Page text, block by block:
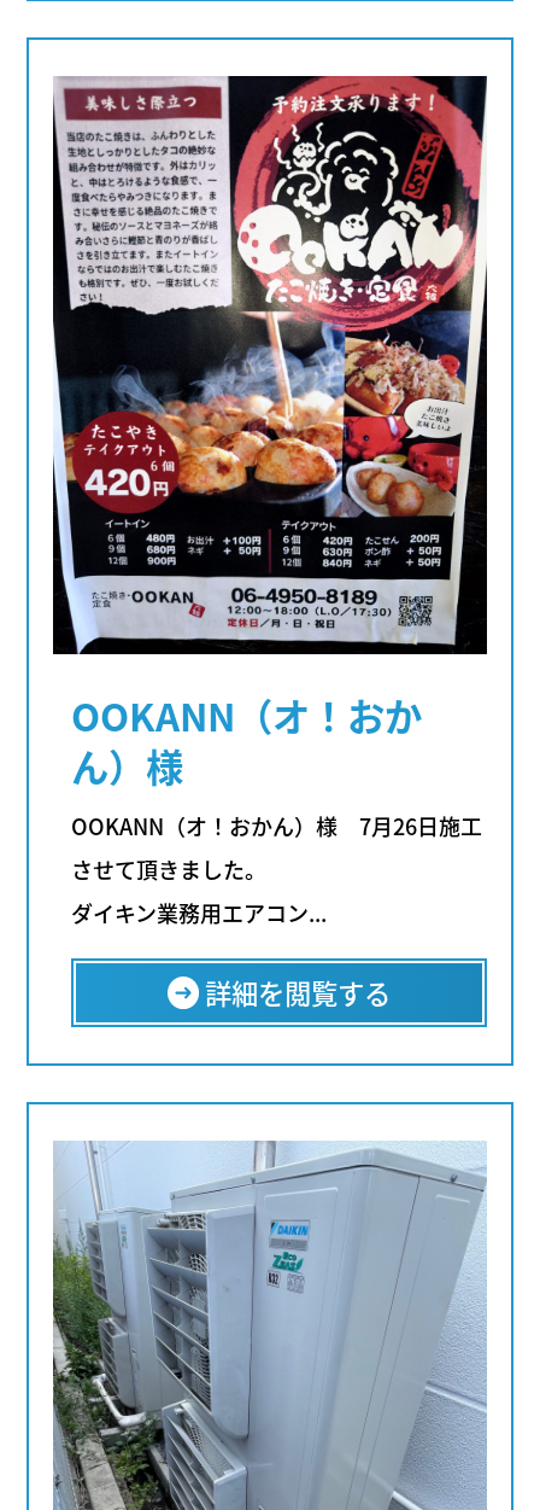
OOKANN（オ！おか
ん）様
OOKANN（オ！おかん）様 7月26日施工
させて頂きました。
ダイキン業務用エアコン...
詳細を閲覧する